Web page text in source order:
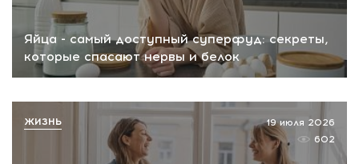
Яйца - самый доступный суперфуд: секреты,
которые спасают нервы и белок
19 июля 2026
602
ЖИЗНЬ